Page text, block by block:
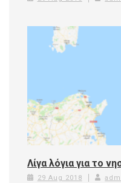
Λίγα λόγια για το
29 Aug 2018